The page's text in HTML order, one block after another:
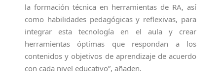
la formación técnica en herramientas de RA, así
como habilidades pedagógicas y reflexivas, para
integrar esta tecnología en el aula y crear
herramientas óptimas que respondan a los
contenidos y objetivos de aprendizaje de acuerdo
con cada nivel educativo”, añaden.